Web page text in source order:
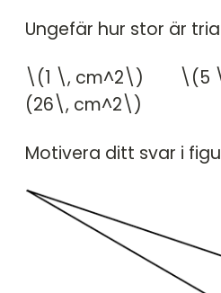
Ungefär hur stor är
\(1 \, cm^2\)
(26\, cm^2\)
Motivera ditt svar i